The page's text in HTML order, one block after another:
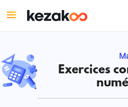
Exercices